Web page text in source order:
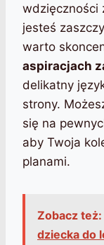
wdzięczności
jesteś
warto
aspiracjach
delikatny
strony.
się na
aby Twoja
planami.
Zobacz też:
dziecka do